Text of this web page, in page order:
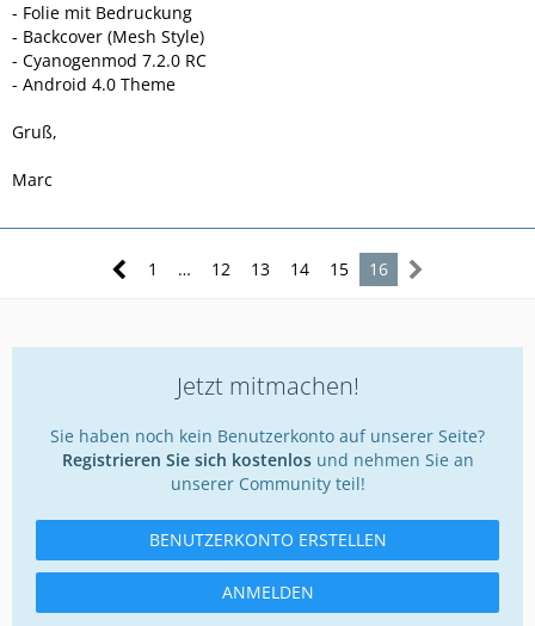
- Folie mit Bedruckung
- Backcover (Mesh Style)
- Cyanogenmod 7.2.0 RC
- Android 4.0 Theme
Gruß,
Marc
1 … 12 13 14 15 16
Jetzt mitmachen!
Sie haben noch kein Benutzerkonto auf unserer Seite?
Registrieren Sie sich kostenlosund nehmen Sie an
unserer Community teil!
BENUTZERKONTO ERSTELLEN
ANMELDEN